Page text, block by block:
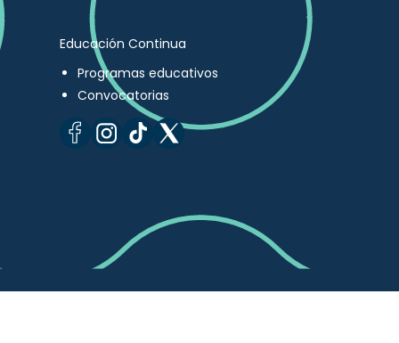
Educación Continua
Programas educativos
Convocatorias